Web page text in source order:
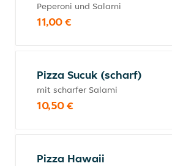
Peperoni und Salami
11,00 €
Pizza Sucuk (scharf)
mit scharfer Salami
10,50 €
Pizza Hawaii